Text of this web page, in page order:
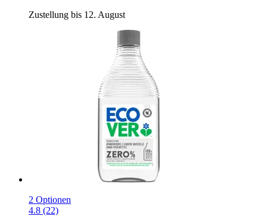
Zustellung bis 12. August
2 Optionen
4.8 (22)